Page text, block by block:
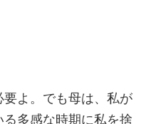
要よ。でも母は、私が
多感な時期に私を捨